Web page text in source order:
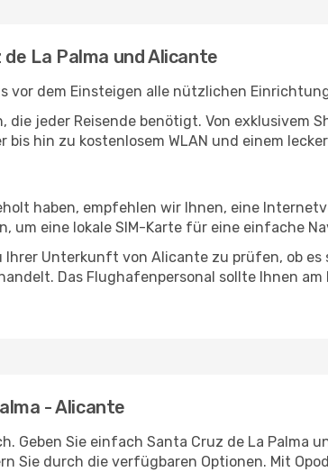
La Palma und Alicante
vor dem Einsteigen alle nützlichen
jeder Reisende benötigt. Von exklusivem
hin zu kostenlosem WLAN und einem
haben, empfehlen wir Ihnen, eine
um eine lokale SIM-Karte für eine einfache
Unterkunft von Alicante zu prüfen, ob
Das Flughafenpersonal sollte Ihnen
- Alicante
Geben Sie einfach Santa Cruz de La Palma
Sie durch die verfügbaren Optionen. Mit